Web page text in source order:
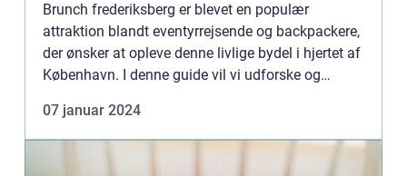
Brunch frederiksberg er blevet en populær
attraktion blandt eventyrrejsende og backpackere,
der ønsker at opleve denne livlige bydel i hjertet af
København. I denne guide vil vi udforske og
Frederiksberg og...
07 januar 2024